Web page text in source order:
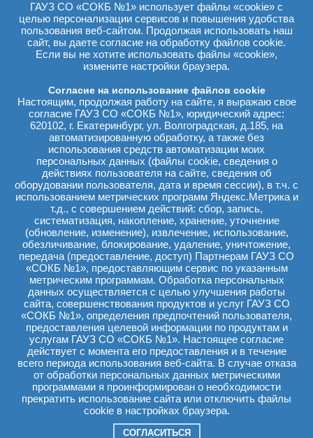
ПРИКАЗЫ МЗ СО:
«О порядке направления населения Свердловской
области на консультативные приемы в ГАУЗ СО «СОКБ
№1» ОТ 18-08-2021 ГОДА №1857-п
консультативно-диагностической медицинской помощи
взрослому населению Свердловской области в части
направления пациентов на консультативные приемы, в
том числе телеконсультации, проведения диспансерного
наблюдения и маршрутизации по профилю
заболевания» ОТ 28-08-2019 ГОДА №1664-п
Правила направления пациентов с эндокринологической
патологией
Правила направления пациентов с ЛОР и ЧЛХ патологией
Правила направления пациентов с патологией по профилю
специальностей терапевтического отделения
Правила направления пациентов с неврологической
патологией
Правила направления пациентов с офтальмологической
патологией
Правила направления пациентов с урологической
патологией
Правила направления пациентов с патологией по профилю
специальностей хирургического отделения
Политика обработки персональных данных
ГАУЗ СО «СОКБ №1» использует файлы «cookie» с
целью персонализации сервисов и повышения удобства
пользования веб-сайтом. Продолжая использовать наш
сайт, вы даете согласие на обработку файлов cookie.
Если вы не хотите использовать файлы «cookie»,
измените настройки браузера.
Согласие на использование файлов cookie
Настоящим, продолжая работу на сайте, я выражаю свое
согласие ГАУЗ СО «СОКБ №1», юридический адрес:
620102, г. Екатеринбург, ул. Волгоградская, д.185, на
автоматизированную обработку, а также без
использования средств автоматизации моих
персональных данных (файлы cookie, сведения о
действиях пользователя на сайте, сведения об
оборудовании пользователя, дата и время сессии), в т.ч. с
использованием метрических программ Яндекс.Метрика и
т.д., с совершением действий: сбор, запись,
систематизация, накопление, хранение, уточнение
(обновление, изменение), извлечение, использование,
обезличивание, блокирование, удаление, уничтожение,
передача (предоставление, доступ) Партнерам ГАУЗ СО
«СОКБ №1», предоставляющим сервис по указанным
метрическим программам. Обработка персональных
данных осуществляется с целью улучшения работы
сайта, совершенствования продуктов и услуг ГАУЗ СО
«СОКБ №1», определения предпочтений пользователя,
предоставления целевой информации по продуктам и
услугам ГАУЗ СО «СОКБ №1». Настоящее согласие
действует с момента его предоставления и в течение
всего периода использования веб-сайта. В случае отказа
от обработки персональных данных метрическими
программами я проинформирован о необходимости
прекратить использование сайта или отключить файлы
cookie в настройках браузера.
СОГЛАСИТЬСЯ